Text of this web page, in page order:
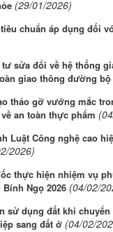
(29/01/2026)
chuẩn áp dụng đối
sửa đổi về hệ thống
giao thông đường bộ
tháo gỡ vướng mắc
an toàn thực phẩm
Luật Công nghệ cao
2026)
thực hiện nhiệm vụ
Ngọ 2026 (04/02/
sử dụng đất khi
sang đất ở (04/02/